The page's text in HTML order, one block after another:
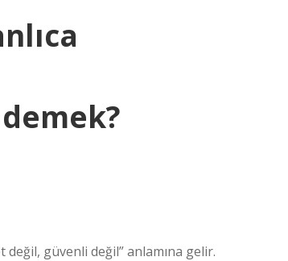
güvenli değil” anlamına gelir.